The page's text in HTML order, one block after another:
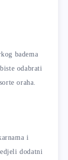
badema
odabrati
oraha.
i
dodatni